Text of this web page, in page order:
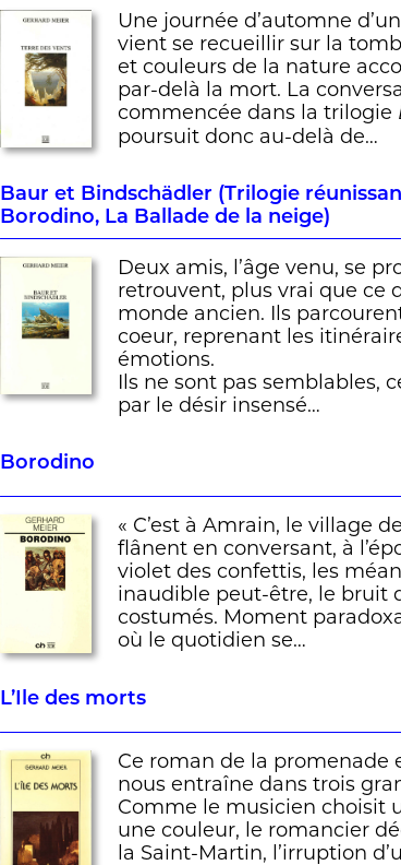
Une journée d’automne
vient se recueillir sur la
et couleurs de la nature
par-delà la mort. La
commencée dans la trilogie
poursuit donc au-delà de…
Baur et Bindschädler (Trilogie
Borodino, La Ballade de la neige)
Deux amis, l’âge venu, se
retrouvent, plus vrai que ce
monde ancien. Ils
coeur, reprenant les
émotions.
Ils ne sont pas semblables,
par le désir insensé…
Borodino
« C’est à Amrain, le village
flânent en conversant, à
violet des confettis, les
inaudible peut-être, le bruit
costumés. Moment
où le quotidien se…
L’Ile des morts
Ce roman de la promenade
nous entraîne dans trois
Comme le musicien choisit
une couleur, le romancier
la Saint-Martin, l’irruption